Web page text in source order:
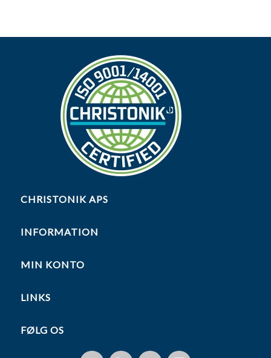
CHRISTONIK APS
INFORMATION
MIN KONTO
LINKS
FØLG OS